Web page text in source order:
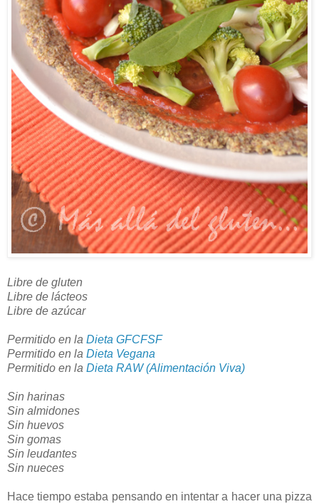
Libre de gluten
Libre de lácteos
Libre de azúcar
Permitido en la Dieta GFCFSF
Permitido en la Dieta Vegana
Permitido en la Dieta RAW (Alimentación Viva)
Sin harinas
Sin almidones
Sin huevos
Sin gomas
Sin leudantes
Sin nueces
Hace tiempo estaba pensando en intentar a hacer una pizza